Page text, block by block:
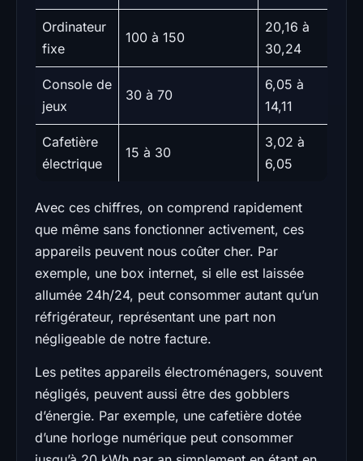
Ordinateur
fixe
100 à 150
20,16 à
30,24
Console de
jeux
30 à 70
6,05 à
14,11
Cafetière
électrique
15 à 30
3,02 à
6,05
Avec ces chiffres, on comprend rapidement
que même sans fonctionner activement, ces
appareils peuvent nous coûter cher. Par
exemple, une box internet, si elle est laissée
allumée 24h/24, peut consommer autant qu’un
réfrigérateur, représentant une part non
négligeable de notre facture.
Les petites appareils électroménagers, souvent
négligés, peuvent aussi être des gobblers
d’énergie. Par exemple, une cafetière dotée
d’une horloge numérique peut consommer